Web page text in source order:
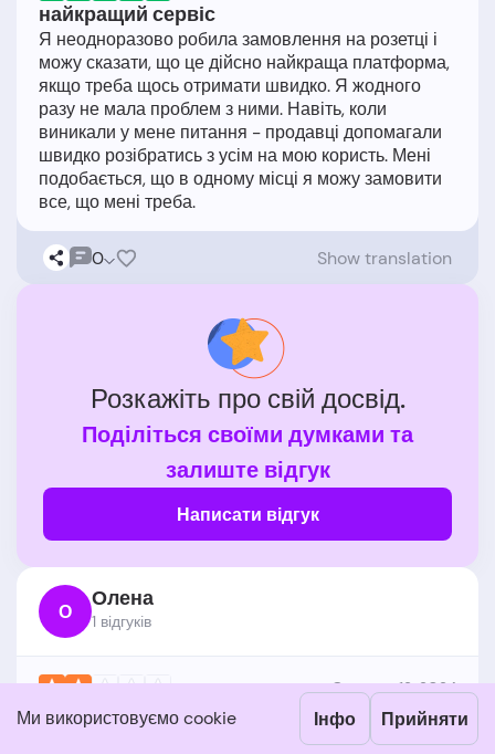
Ми використовуємо cookie Інфо Прийняти
найкращий сервіс
Я неодноразово робила замовлення на розетці і
можу сказати, що це дійсно найкраща платформа,
якщо треба щось отримати швидко. Я жодного
разу не мала проблем з ними. Навіть, коли
виникали у мене питання - продавці допомагали
швидко розібратись з усім на мою користь. Мені
подобається, що в одному місці я можу замовити
0 Show translation
Розкажіть про свій досвід.
Поділіться своїми думками та
залиште відгук
Написати відгук
О Олена
1 відгукiв
Серпень 12, 2024
Майже постійно замінюють товар, який по